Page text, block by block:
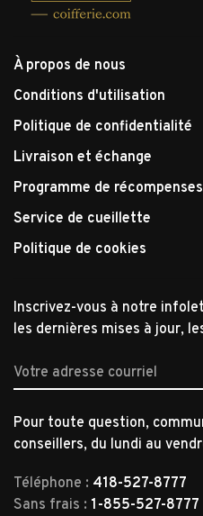
À propos de nous
Conditions d'utilisation
Politique de confidentialité
Livraison et échange
Programme de
Service de cueillette
Politique de cookies
Inscrivez-vous à notre
les dernières mises à jour,
Pour toute question,
conseillers, du lundi au
Téléphone : 418-527-8777
Sans frais : 1-855-527-8777